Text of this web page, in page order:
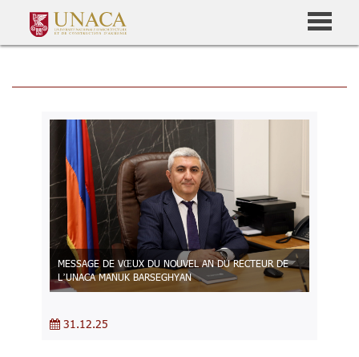
MESSAGE DE VŒUX DU NOUVEL AN DU RECTEUR DE
L’UNACA MANUK BARSEGHYAN
31.12.25